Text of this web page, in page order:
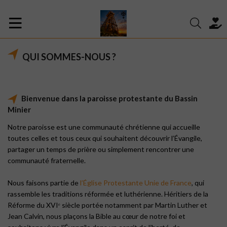
QUI SOMMES-NOUS ?
Bienvenue dans la paroisse protestante du Bassin
Minier
Notre paroisse est une communauté chrétienne qui accueille
toutes celles et tous ceux qui souhaitent découvrir l’Évangile,
partager un temps de prière ou simplement rencontrer une
communauté fraternelle.
Nous faisons partie de l’Église Protestante Unie de France, qui
rassemble les traditions réformée et luthérienne. Héritiers de la
Réforme du XVIᵉ siècle portée notamment par Martin Luther et
Jean Calvin, nous plaçons la Bible au cœur de notre foi et